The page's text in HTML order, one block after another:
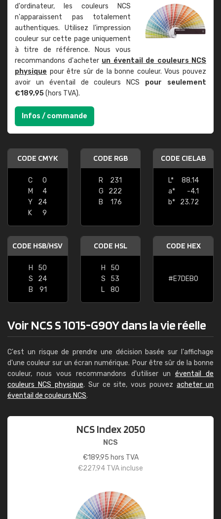
d'ordinateur, les couleurs NCS
n'apparaissent pas totalement
authentiques. Utilisez l'impression
couleur sur cette page uniquement
à titre de référence. Nous vous
recommandons d'acheter un éventail de couleurs NCS
physique pour être sûr de la bonne couleur. Vous pouvez
avoir un éventail de couleurs NCS pour seulement
€189,95(hors TVA).
Infos / commande
CODE CMYK
C
0
M
4
Y
24
K
9
CODE RGB
R
231
G
222
B
176
CODE CIELAB
L*
88.14
a*
-4.1
b*
23.72
CODE HSB/HSV
H
50
S
24
B
91
CODE HSL
H
50
S
53
L
80
CODE HEX
#E7DEB0
Voir NCS S 1015-G90Y dans la vie réelle
C'est un risque de prendre une décision basée sur l'affichage
d'une couleur sur un écran numérique. Pour être sûr de la bonne
couleur, nous vous recommandons d'utiliser un éventail de
couleurs NCS physique. Sur ce site, vous pouvezacheter un
éventail de couleurs NCS.
NCS Index 2050
NCS
€189,95 hors TVA
€227,94 TVA incluse